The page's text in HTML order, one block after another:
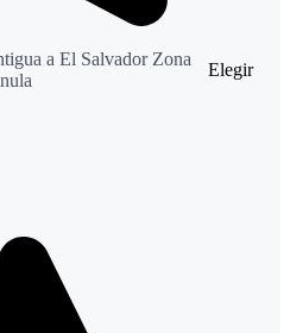
a El Salvador Zona
Elegir